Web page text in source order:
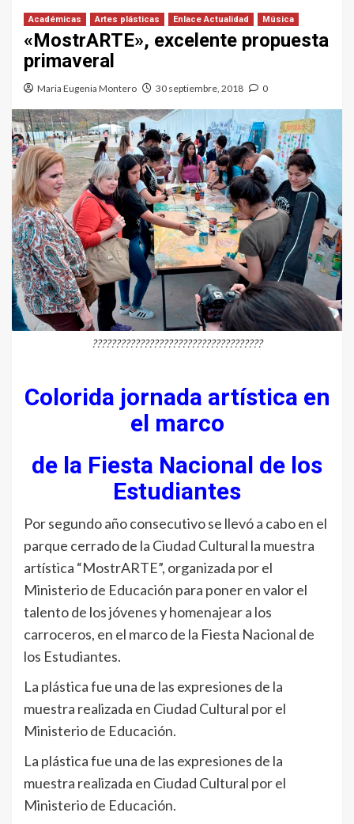
Académicas Artes plásticas Enlace Actualidad Música
«MostrARTE», excelente propuesta
primaveral
Maria Eugenia Montero 30 septiembre, 2018 0
????????????????????????????????????
Colorida jornada artística en
el marco
de la Fiesta Nacional de los
Estudiantes
Por segundo año consecutivo se llevó a cabo en el
parque cerrado de la Ciudad Cultural la muestra
artística “MostrARTE”, organizada por el
Ministerio de Educación para poner en valor el
talento de los jóvenes y homenajear a los
carroceros, en el marco de la Fiesta Nacional de
los Estudiantes.
La plástica fue una de las expresiones de la
muestra realizada en Ciudad Cultural por el
Ministerio de Educación.
La plástica fue una de las expresiones de la
muestra realizada en Ciudad Cultural por el
Ministerio de Educación.